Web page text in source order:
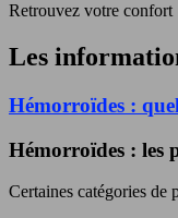
Retrouvez votre confort
Les
Hémorroïdes :
Hémorroïdes : les
Certaines catégories de